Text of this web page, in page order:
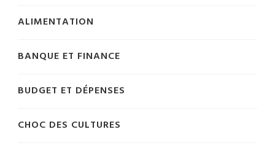
ALIMENTATION
BANQUE ET FINANCE
BUDGET ET DÉPENSES
CHOC DES CULTURES